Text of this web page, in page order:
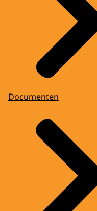
Documenten